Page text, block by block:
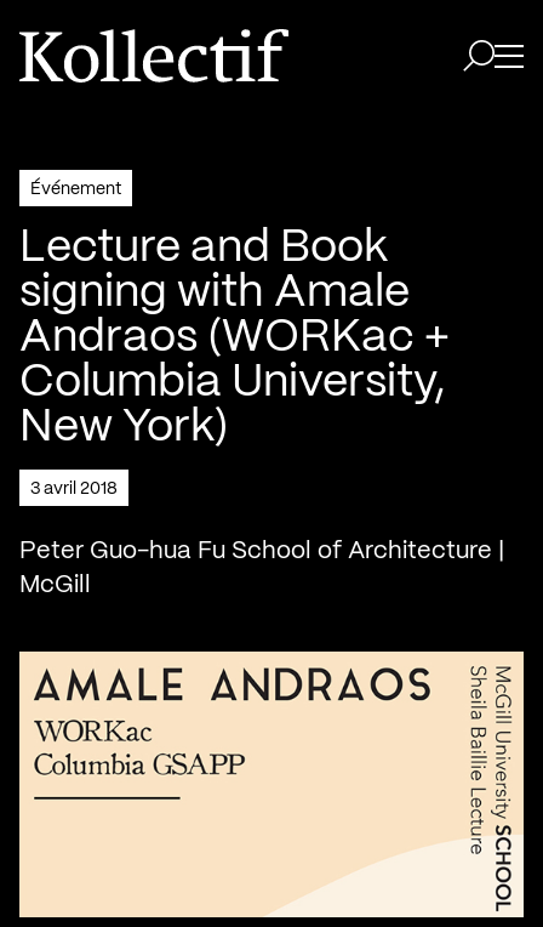
Aller à la page d'accueil
Logo Kollectif
Événement
Lecture and Book
signing with Amale
Andraos (WORKac +
Columbia University,
New York)
3 avril 2018
Peter Guo-hua Fu School of Architecture |
McGill